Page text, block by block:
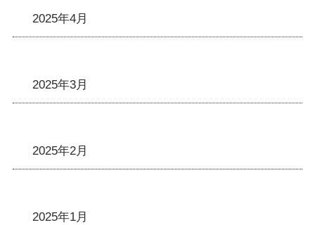
2025年4月
2025年3月
2025年2月
2025年1月